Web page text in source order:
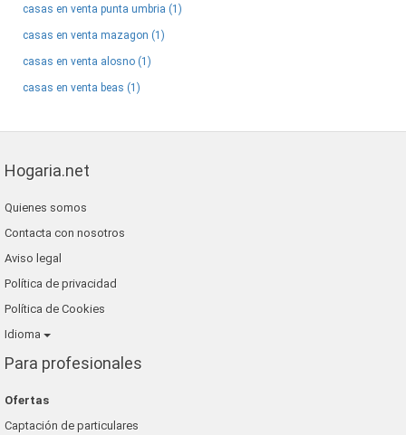
casas en venta punta umbria (1)
casas en venta mazagon (1)
casas en venta alosno (1)
casas en venta beas (1)
Hogaria.net
Quienes somos
Contacta con nosotros
Aviso legal
Política de privacidad
Política de Cookies
Idioma
Para profesionales
Ofertas
Captación de particulares